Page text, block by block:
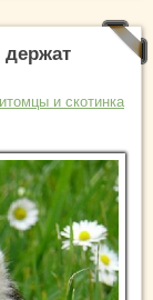
и скотинка